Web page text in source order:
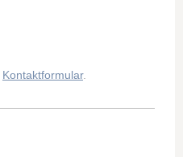
Kontaktformular.